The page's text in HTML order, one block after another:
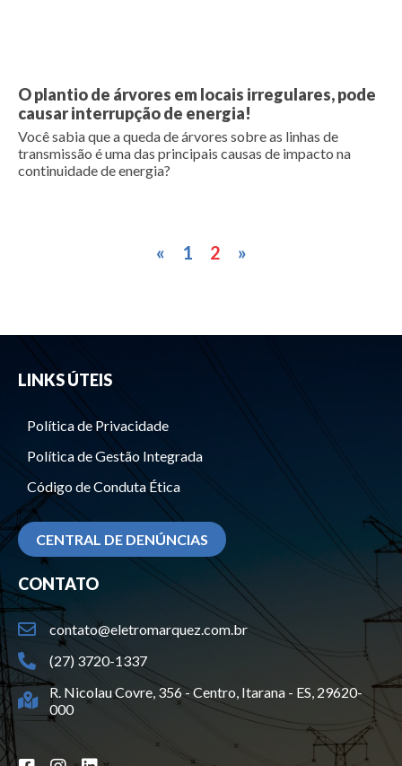
O plantio de árvores em locais irregulares, pode
causar interrupção de energia!
Você sabia que a queda de árvores sobre as linhas de
transmissão é uma das principais causas de impacto na
continuidade de energia?
« 1 2 »
CONTATO
contato@eletromarquez.com.br
(27) 3720-1337
R. Nicolau Covre, 356 - Centro, Itarana - ES, 29620-
000
LINKS ÚTEIS
Política de Privacidade
Política de Gestão Integrada
Código de Conduta Ética
CENTRAL DE DENÚNCIAS